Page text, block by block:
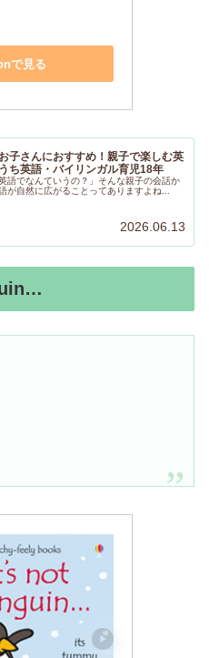
で見る
子さんにおすすめ！親子で楽しむ英
ち英語・バイリンガル育児18年
語でなんていうの？」そんな親子の会話か
が自然に広がることってありますよね...
2026.06.13